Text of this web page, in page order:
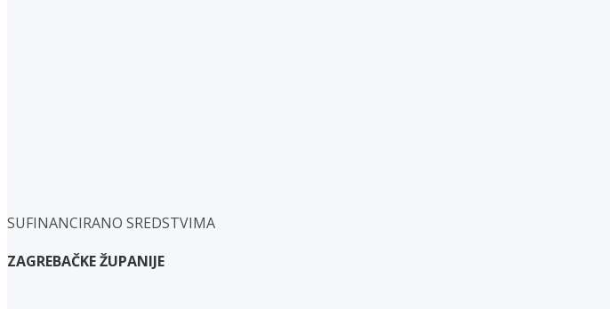
SUFINANCIRANO SREDSTVIMA
ZAGREBAČKE ŽUPANIJE